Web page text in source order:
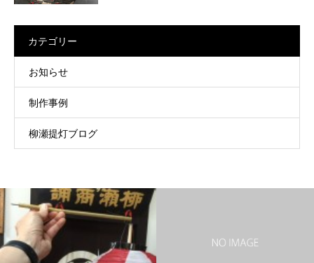
カテゴリー
お知らせ
制作事例
柳瀬提灯ブログ